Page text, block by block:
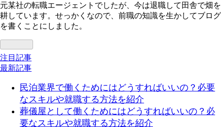
ログ
Pro
元某社の転職エージェントでしたが、今は退職して田舎で畑を
耕しています。せっかくなので、前職の知識を生かしてブログ
を書くことにしました。
注目記事
最新記事
民泊業界で働くためにはどうすればいいの？必要
なスキルや就職する方法を紹介
葬儀屋として働くためにはどうすればいいの？必
要なスキルや就職する方法を紹介